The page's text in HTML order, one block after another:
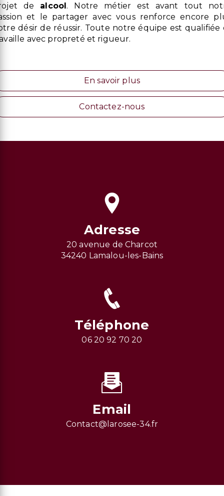
de alcool. Notre métier est avant tout
et le partager avec vous renforce encore
désir de réussir. Toute notre équipe est qualifiée
avec propreté et rigueur.
En savoir plus
Contactez-nous
Adresse
20 avenue de Charcot
34240 Lamalou-les-Bains
Téléphone
06 20 92 70 20
Email
contact@larosee-34.fr